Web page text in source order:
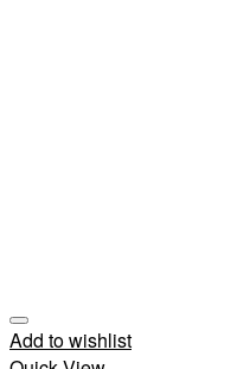
Add to wishlist